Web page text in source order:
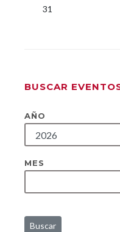
31
BUSCAR
AÑO
MES
Buscar